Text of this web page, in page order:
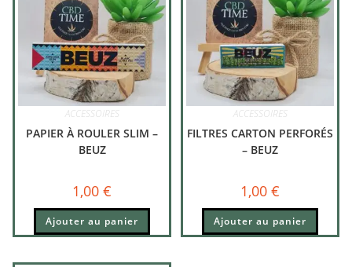
ACCESSOIRES
PAPIER À ROULER SLIM –
BEUZ
1,00 €
Ajouter au panier
ACCESSOIRES
FILTRES CARTON PERFORÉS
– BEUZ
1,00 €
Ajouter au panier